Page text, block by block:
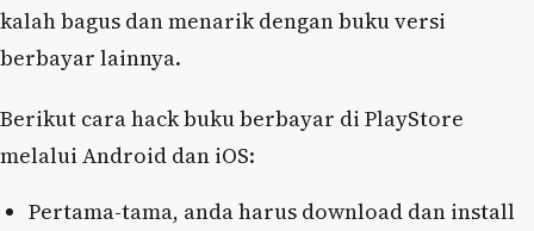
kalah bagus dan menarik dengan buku versi
berbayar lainnya.
Berikut cara hack buku berbayar di PlayStore
melalui Android dan iOS:
Pertama-tama, anda harus download dan install